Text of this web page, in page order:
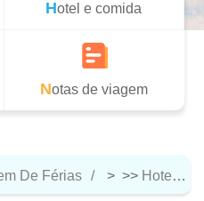
Hotel e comida
Notas de viagem
De Férias > >> Hotel E Comida